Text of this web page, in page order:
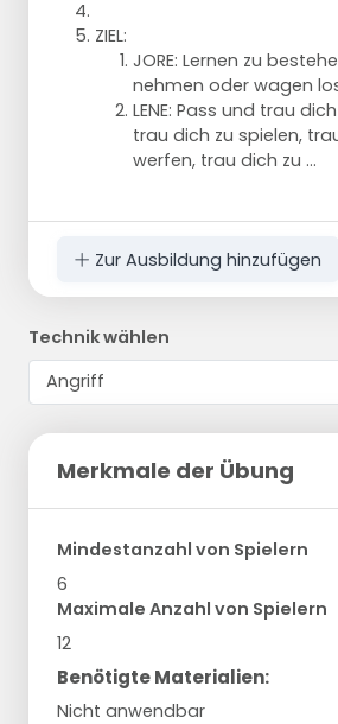
ZIEL:
JORE: Lernen zu
nehmen oder wagen
LENE: Pass und trau
trau dich zu spielen,
werfen, trau dich zu ...
Zur Ausbildung hinzufügen
Technik wählen
Merkmale der Übung
Mindestanzahl von Spielern
6
Maximale Anzahl von Spielern
12
Benötigte Materialien:
Nicht anwendbar